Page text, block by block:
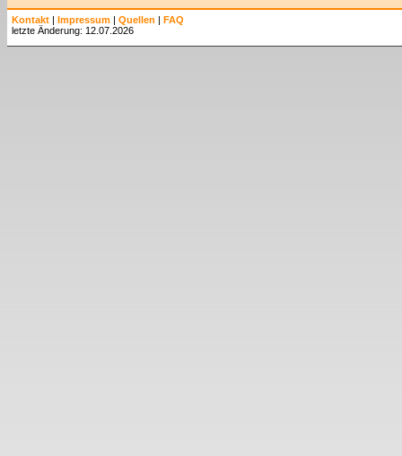
Kontakt | Impressum | Quellen | FAQ
letzte Änderung: 12.07.2026